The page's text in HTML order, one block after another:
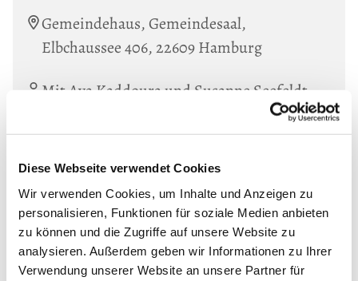
Diese Webseite verwendet Cookies
Wir verwenden Cookies, um Inhalte und Anzeigen zu
personalisieren, Funktionen für soziale Medien anbieten
zu können und die Zugriffe auf unsere Website zu
analysieren. Außerdem geben wir Informationen zu Ihrer
Verwendung unserer Website an unsere Partner für
Gemeindehaus, Gemeindesaal,
Elbchaussee 406, 22609 Hamburg
Mit Aya Kaddoura und Susanne Seefeldt.
Informationen unter: Tel. 38019847